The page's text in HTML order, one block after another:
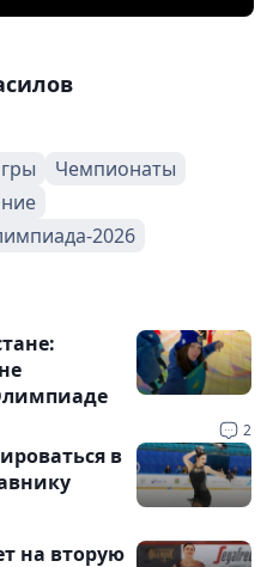
Чемпионаты
2026
2
в
на вторую